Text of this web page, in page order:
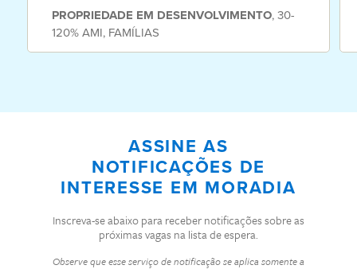
PROPRIEDADE EM DESENVOLVIMENTO,30-
120% AMI, FAMÍLIAS
ASSINE AS
NOTIFICAÇÕES DE
INTERESSE EM MORADIA
Inscreva-se abaixo para receber notificações sobre as
próximas vagas na lista de espera.
Observe que esse serviço de notificação se aplica somente a